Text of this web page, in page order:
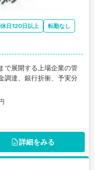
日120日以上
転勤なし
で展開する上場企業の管
調達、銀行折衝、予実分
詳細をみる